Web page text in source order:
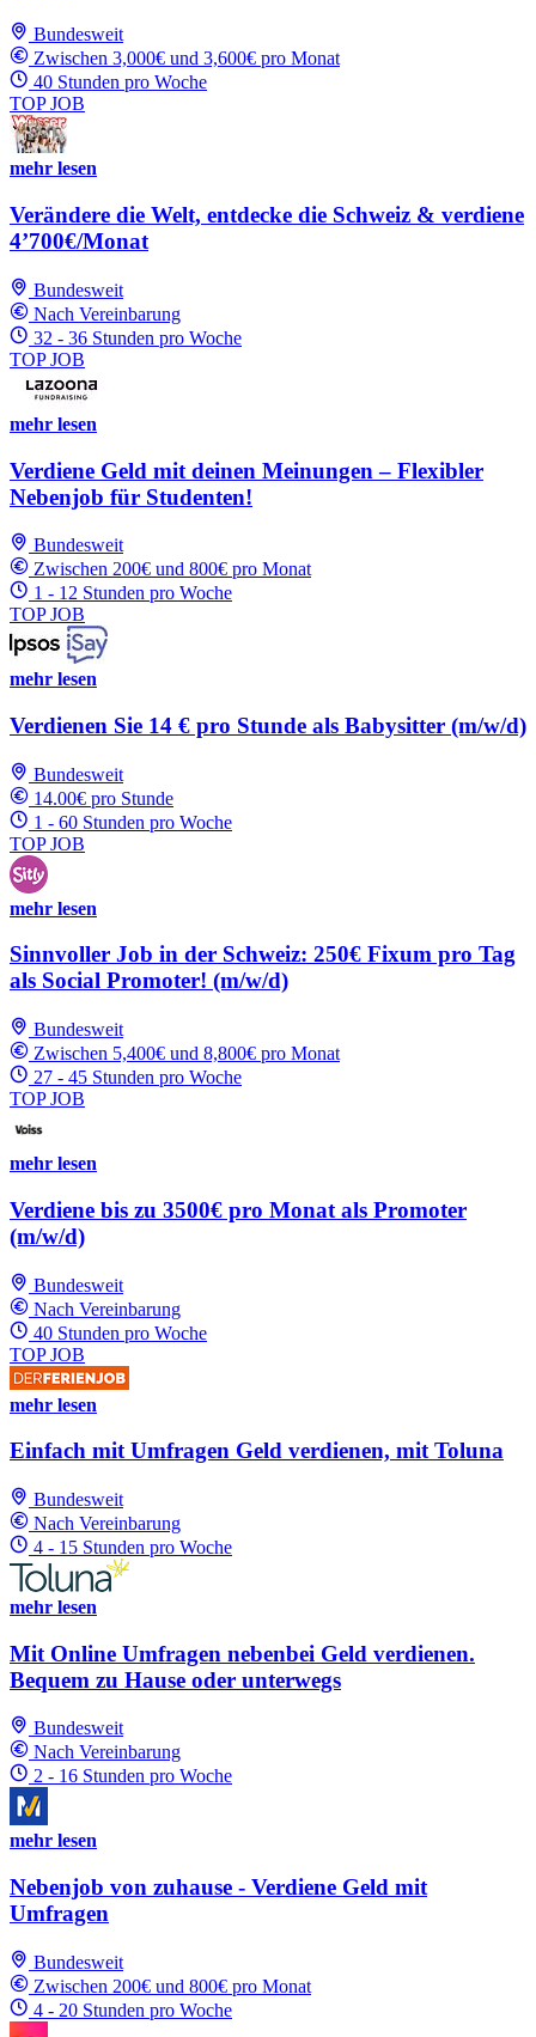
Bundesweit
Zwischen 3,000€ und 3,600€ pro Monat
40 Stunden pro Woche
TOP JOB
mehr lesen
Verändere die Welt, entdecke die Schweiz & verdiene
4’700€/Monat
Bundesweit
Nach Vereinbarung
32 - 36 Stunden pro Woche
TOP JOB
mehr lesen
Verdiene Geld mit deinen Meinungen – Flexibler
Nebenjob für Studenten!
Bundesweit
Zwischen 200€ und 800€ pro Monat
1 - 12 Stunden pro Woche
TOP JOB
mehr lesen
Verdienen Sie 14 € pro Stunde als Babysitter (m/w/d)
Bundesweit
14.00€ pro Stunde
1 - 60 Stunden pro Woche
TOP JOB
mehr lesen
Sinnvoller Job in der Schweiz: 250€ Fixum pro Tag
als Social Promoter! (m/w/d)
Bundesweit
Zwischen 5,400€ und 8,800€ pro Monat
27 - 45 Stunden pro Woche
TOP JOB
mehr lesen
Verdiene bis zu 3500€ pro Monat als Promoter
(m/w/d)
Bundesweit
Nach Vereinbarung
40 Stunden pro Woche
TOP JOB
mehr lesen
Einfach mit Umfragen Geld verdienen, mit Toluna
Bundesweit
Nach Vereinbarung
4 - 15 Stunden pro Woche
mehr lesen
Mit Online Umfragen nebenbei Geld verdienen.
Bequem zu Hause oder unterwegs
Bundesweit
Nach Vereinbarung
2 - 16 Stunden pro Woche
mehr lesen
Nebenjob von zuhause - Verdiene Geld mit
Umfragen
Bundesweit
Zwischen 200€ und 800€ pro Monat
4 - 20 Stunden pro Woche